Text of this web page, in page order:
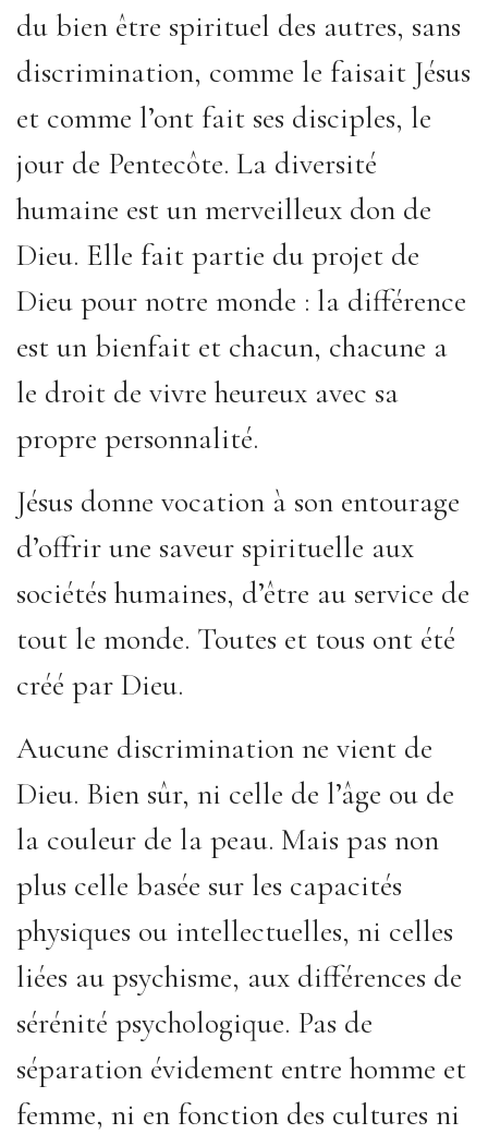
du bien être spirituel des autres, sans
discrimination, comme le faisait Jésus
et comme l’ont fait ses disciples, le
jour de Pentecôte. La diversité
humaine est un merveilleux don de
Dieu. Elle fait partie du projet de
Dieu pour notre monde : la différence
est un bienfait et chacun, chacune a
le droit de vivre heureux avec sa
propre personnalité.
Jésus donne vocation à son entourage
d’offrir une saveur spirituelle aux
sociétés humaines, d’être au service de
tout le monde. Toutes et tous ont été
créé par Dieu.
Aucune discrimination ne vient de
Dieu. Bien sûr, ni celle de l’âge ou de
la couleur de la peau. Mais pas non
plus celle basée sur les capacités
physiques ou intellectuelles, ni celles
liées au psychisme, aux différences de
sérénité psychologique. Pas de
séparation évidement entre homme et
femme, ni en fonction des cultures ni